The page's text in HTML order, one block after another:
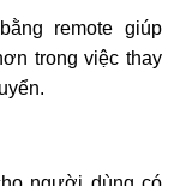
remote giúp
trong việc thay